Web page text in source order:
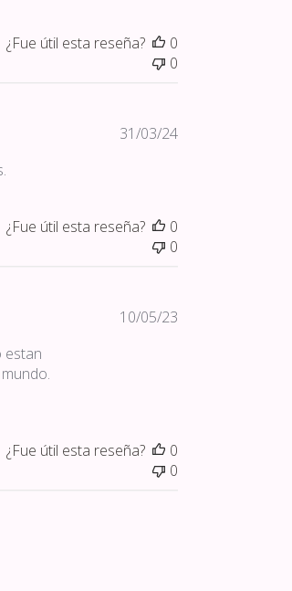
¿Fue útil esta reseña?
0
0
Fecha
31/03/24
¿Fue útil esta reseña?
0
0
estan
Fecha
10/05/23
¿Fue útil esta reseña?
0
0